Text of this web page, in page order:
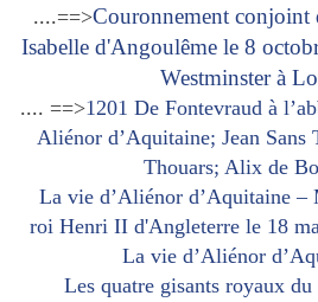
....==>Couronnement conjoint
Isabelle d'Angoulême le 8
Westminster à
.... ==>1201 De Fontevraud à
Aliénor d’Aquitaine; Jean
Thouars; Alix de
La vie d’Aliénor d’Aquitaine –
roi Henri II d'Angleterre le 18
La vie d’Aliénor
Les quatre gisants royaux